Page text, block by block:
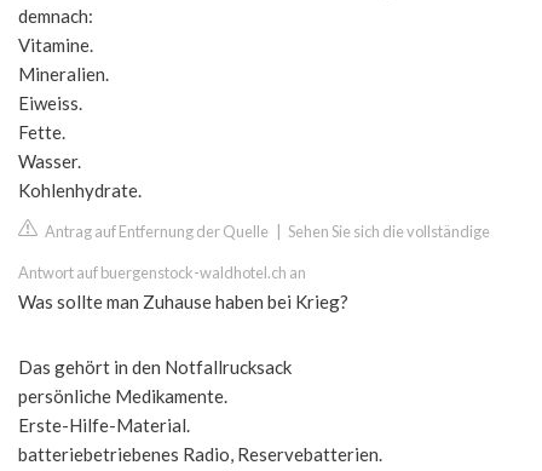
demnach:
Vitamine.
Mineralien.
Eiweiss.
Fette.
Wasser.
Kohlenhydrate.
Antrag auf Entfernung der Quelle Sehen Sie sich die vollständige
Antwort auf buergenstock-waldhotel.ch an
Was sollte man Zuhause haben bei Krieg?
Das gehört in den Notfallrucksack
persönliche Medikamente.
Erste-Hilfe-Material.
batteriebetriebenes Radio, Reservebatterien.